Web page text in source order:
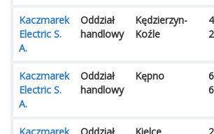
Kaczmarek
Electric S.
A.
Oddział
handlowy
Kędzierzyn-
Koźle
Kaczmarek
Electric S.
A.
Oddział
handlowy
Kępno